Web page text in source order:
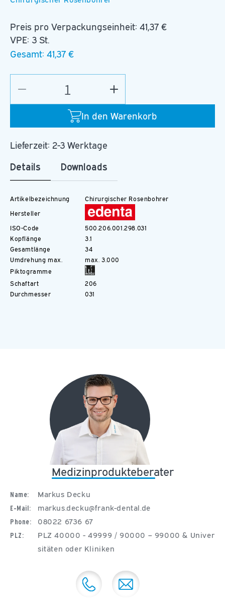
Preis pro Verpackungseinheit: 41,37 €
VPE: 3 St.
Gesamt: 41,37 €
In den Warenkorb
die
für
Erhöhe
die
Menge
für
Lieferzeit: 2-3 Werktage
Details
Downloads
Artikelbezeichnung
Chirurgischer Rosenbohrer
Hersteller
ISO-Code
500.206.001.298.031
Kopflänge
3.1
Gesamtlänge
34
Umdrehung max.
max. 3.000
Piktogramme
Schaftart
206
Durchmesser
031
Medizinprodukteberater
Name: Markus Decku
E-Mail: markus.decku@frank-dental.de
Phone: 08022 6736 67
PLZ:
PLZ 40000 - 49999 / 90000 – 99000 & Univer
sitäten oder Kliniken